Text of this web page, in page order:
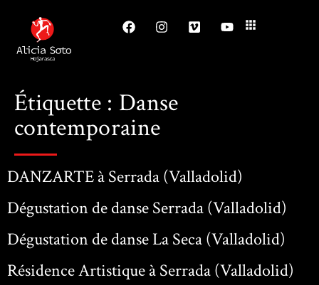
Étiquette : Danse
contemporaine
DANZARTE à Serrada (Valladolid)
Dégustation de danse Serrada (Valladolid)
Dégustation de danse La Seca (Valladolid)
Résidence Artistique à Serrada (Valladolid)